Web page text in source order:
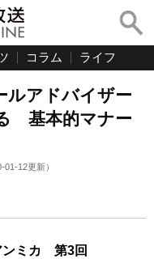
コラム ライフ
ルアドバイザー
基本的マナー
01-12更新）
ミカ 第3回